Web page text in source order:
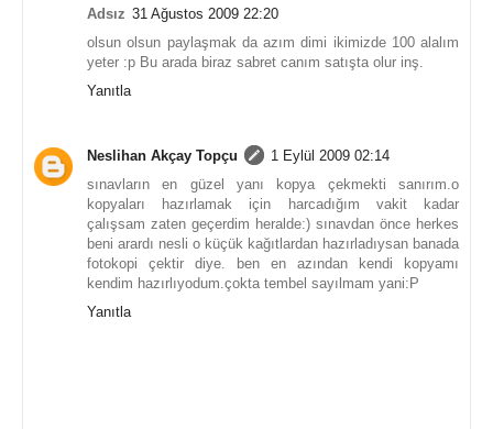
Adsız 31 Ağustos 2009 22:20
olsun olsun paylaşmak da azım dimi ikimizde 100 alalım
yeter :p Bu arada biraz sabret canım satışta olur inş.
Yanıtla
Neslihan Akçay Topçu
1 Eylül 2009 02:14
sınavların en güzel yanı kopya çekmekti sanırım.o
kopyaları hazırlamak için harcadığım vakit kadar
çalışsam zaten geçerdim heralde:) sınavdan önce herkes
beni arardı nesli o küçük kağıtlardan hazırladıysan banada
fotokopi çektir diye. ben en azından kendi kopyamı
kendim hazırlıyodum.çokta tembel sayılmam yani:P
Yanıtla